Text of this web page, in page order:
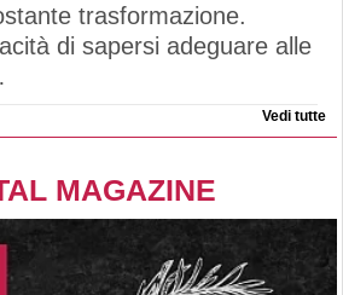
trasformazione.
di sapersi adeguare alle
Vedi tutte
MAGAZINE